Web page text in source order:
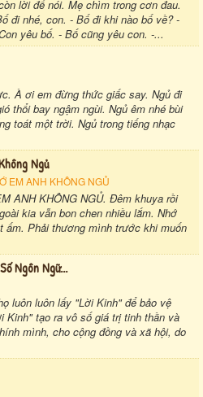
lời để nói. Mẹ chìm trong cơn đau.
đi nhé, con. - Bố đi khi nào bố về? -
yêu bố. - Bố cũng yêu con. -...
À ơi em đừng thức giấc say. Ngủ đi
thổi bay ngậm ngùi. Ngủ êm nhé bùi
toát một trời. Ngủ trong tiếng nhạc
Ngủ
EM ANH KHÔNG NGỦ
ANH KHÔNG NGỦ. Đêm khuya rồi
kia vẫn bon chen nhiều lắm. Nhớ
ấm. Phải thương mình trước khi muốn
Ngôn Ngữ...
luôn luôn lấy "Lời Kinh" để bảo vệ
Kinh" tạo ra vô số giá trị tinh thần và
mình, cho cộng đồng và xã hội, do